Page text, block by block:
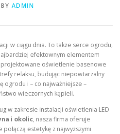
BY ADMIN
w ciągu dnia. To także serce ogrodu,
efektownym elementem
oświetlenie basenowe
relaksu, budując niepowtarzalny
ogrodu i – co najważniejsze –
wieczornych kąpieli.
w zakresie instalacji oświetlenia LED
i okolic, nasza firma oferuje
estetykę z najwyższymi